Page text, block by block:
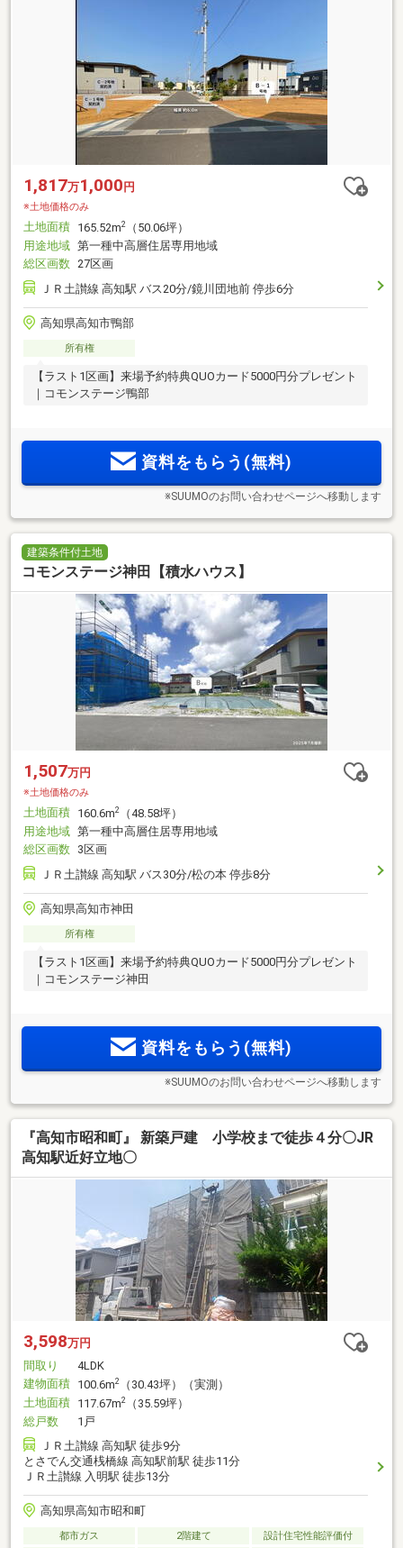
1,817万1,000 円
※土地価格のみ
土地面積 165.52m2
（50.06坪）
用途地域 第一種中高層住居専用地域
総区画数 27区画
ＪＲ土讃線 高知駅 バス20分/鏡川団地前 停歩6分
高知県高知市鴨部
所有権
【ラスト1区画】来場予約特典QUOカード5000円分プレゼント
｜コモンステージ鴨部
資料をもらう(無料)
※SUUMOのお問い合わせページへ移動します
建築条件付土地
コモンステージ神田【積水ハウス】
1,507万円
※土地価格のみ
土地面積 160.6m2
（48.58坪）
用途地域 第一種中高層住居専用地域
総区画数 3区画
ＪＲ土讃線 高知駅 バス30分/松の本 停歩8分
高知県高知市神田
所有権
【ラスト1区画】来場予約特典QUOカード5000円分プレゼント
｜コモンステージ神田
資料をもらう(無料)
※SUUMOのお問い合わせページへ移動します
『高知市昭和町』 新築戸建 小学校まで徒歩４分〇JR
高知駅近好立地〇
3,598万円
間取り
4LDK
建物面積 100.6m2
（30.43坪）（実測）
土地面積 117.67m2
（35.59坪）
総戸数
1戸
ＪＲ土讃線 高知駅 徒歩9分
とさでん交通桟橋線 高知駅前駅 徒歩11分
ＪＲ土讃線 入明駅 徒歩13分
高知県高知市昭和町
都市ガス 2階建て
設計住宅性能評価付